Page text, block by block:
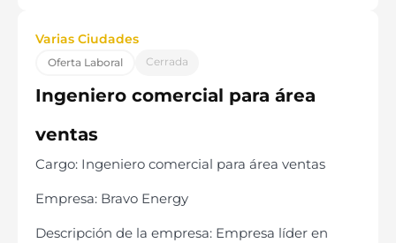
Varias Ciudades
Oferta Laboral Cerrada
Ingeniero comercial para área
ventas
Cargo: Ingeniero comercial para área ventas
Empresa: Bravo Energy
Descripción de la empresa: Empresa líder en